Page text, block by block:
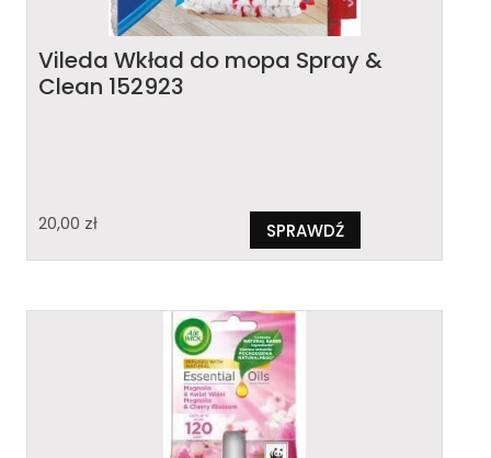
Vileda Wkład do mopa Spray &
Clean 152923
20,00 zł SPRAWDŹ